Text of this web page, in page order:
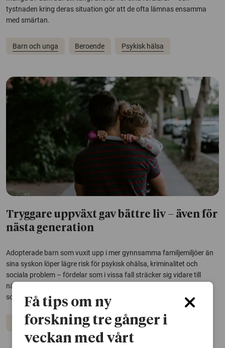
tystnaden kring deras situation gör att de ofta lämnas ensamma
med smärtan.
Barn och unga Beroende Psykisk hälsa
Tryggare uppväxt gav bättre liv – även för
nästa generation
Adopterade barn som vuxit upp i mer gynnsamma familjemiljöer än
sina syskon löper lägre risk för psykisk ohälsa, kriminalitet och
sociala problem – fördelar som i vissa fall sträcker sig vidare till
nästa generation. Det visar en ny studie från Karolinska institutet
som undersökt...
Barn och unga Psykisk hälsa
Få tips om ny
forskning tre gånger i
veckan med vårt